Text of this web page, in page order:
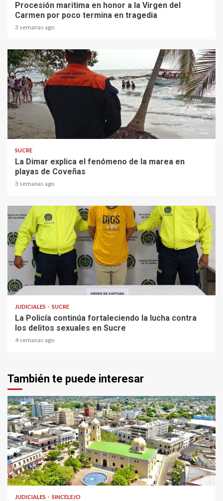
Procesión maritima en honor a la Virgen del
Carmen por poco termina en tragedia
3 semanas ago
2 min read
SUCRE
La Dimar explica el fenómeno de la marea en
playas de Coveñas
3 semanas ago
2 min read
JUDICIALES SUCRE
La Policía continúa fortaleciendo la lucha contra
los delitos sexuales en Sucre
4 semanas ago
También te puede interesar
1 min read
JUDICIALES SINCELEJO